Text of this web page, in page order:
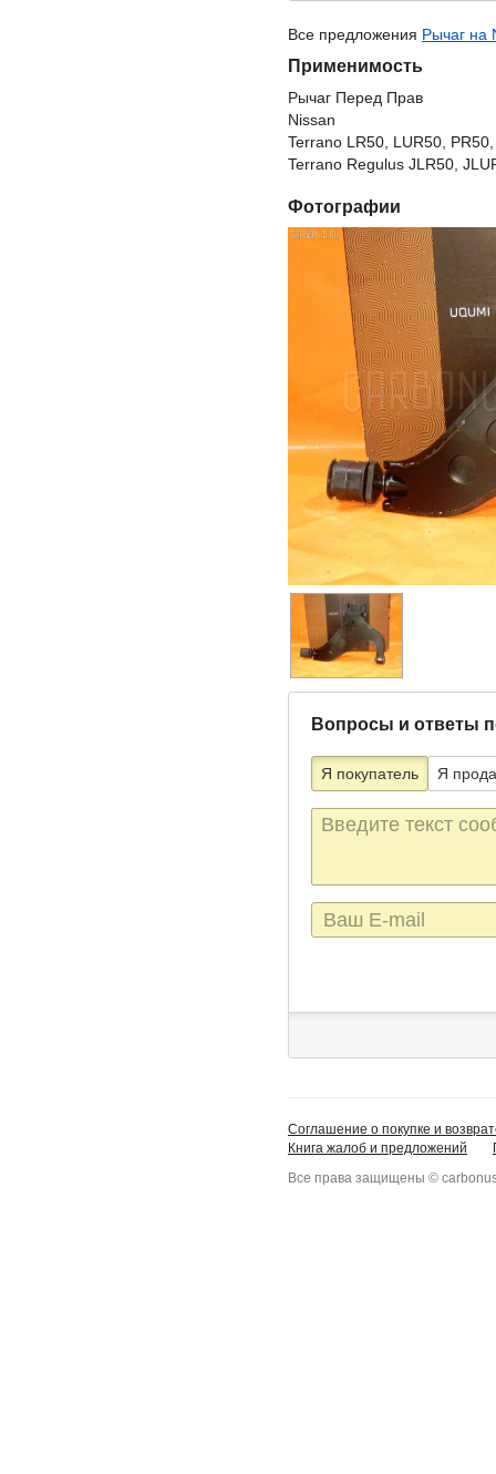
Все предложения Рычаг на
Применимость
Рычаг Перед Прав
Nissan
Terrano LR50, LUR50,
Terrano Regulus JLR50,
Фотографии
Вопросы и ответы
Я покупатель Я
Текст
сообщения
E-
mail
Соглашение о покупке и
Книга жалоб и предложений
Все права защищены ©